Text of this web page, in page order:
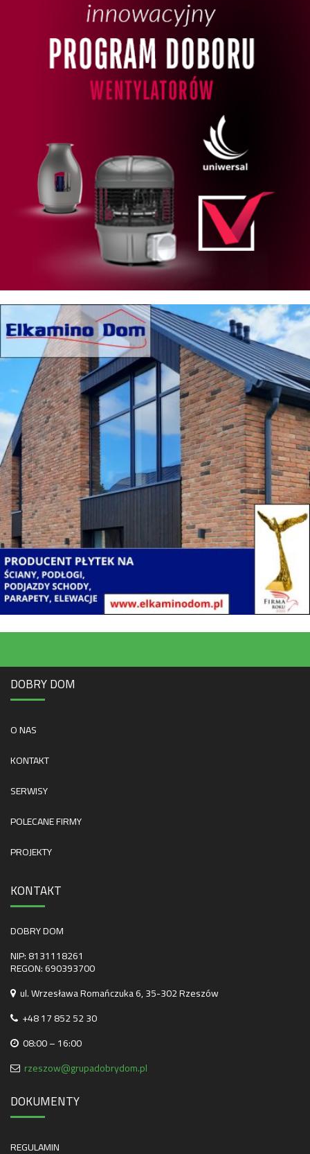
DOBRY DOM
O NAS
KONTAKT
SERWISY
POLECANE FIRMY
PROJEKTY
KONTAKT
DOBRY DOM
NIP: 8131118261
REGON: 690393700
ul. Wrzesława Romańczuka 6, 35-302 Rzeszów
+48 17 852 52 30
08:00 – 16:00
rzeszow@grupadobrydom.pl
DOKUMENTY
REGULAMIN